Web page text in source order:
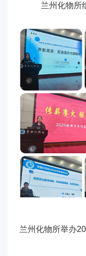
兰州化物所
兰州化物所举办